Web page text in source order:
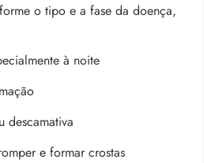
o tipo e a fase da doença,
à noite
descamativa
e formar crostas